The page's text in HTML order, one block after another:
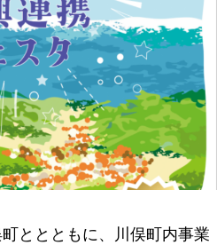
ととともに、川俣町内事業